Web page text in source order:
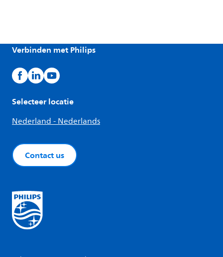
Verbinden met Philips
Selecteer locatie
Nederland - Nederlands
Contact us